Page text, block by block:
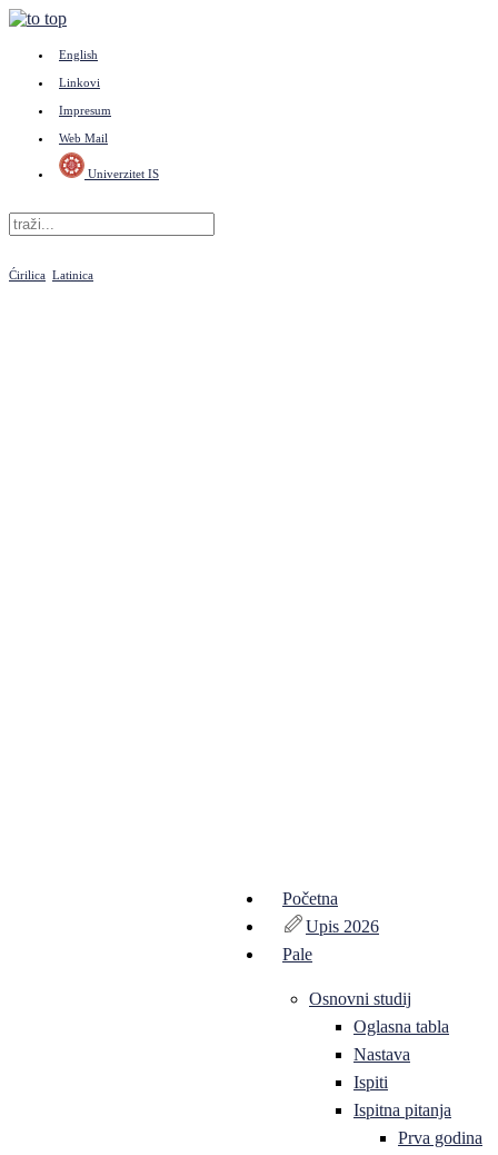
English
Linkovi
Impresum
Web Mail
Univerzitet IS
Ćirilica Latinica
Početna
Upis 2026
Pale
Osnovni studij
Oglasna tabla
Nastava
Ispiti
Ispitna pitanja
Prva godina